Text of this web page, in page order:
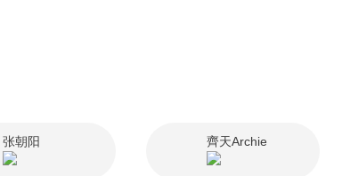
张朝阳 齊天Archie